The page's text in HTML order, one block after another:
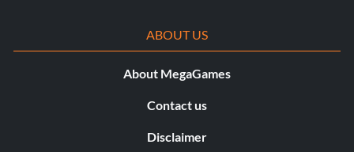
ABOUT US
About MegaGames
Contact us
Disclaimer